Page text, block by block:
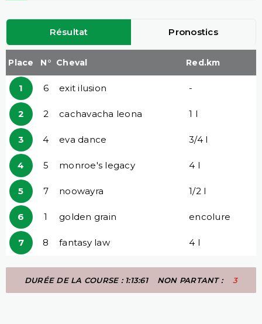
Résultat Pronostics
Place N° Cheval Red.km
1 6 exit ilusion -
2 2 cachavacha leona 1 l
3 4 eva dance 3/4 l
4 5 monroe's legacy 4 l
5 7 noowayra 1/2 l
6 1 golden grain encolure
7 8 fantasy law 4 l
DURÉE DE LA COURSE : 1:13:61 NON PARTANT : 3